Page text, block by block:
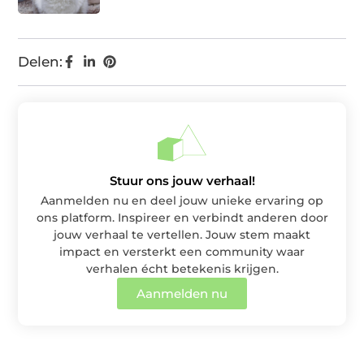
Delen:
Stuur ons jouw verhaal!
Aanmelden nu en deel jouw unieke ervaring op
ons platform. Inspireer en verbindt anderen door
jouw verhaal te vertellen. Jouw stem maakt
impact en versterkt een community waar
verhalen écht betekenis krijgen.
Aanmelden nu